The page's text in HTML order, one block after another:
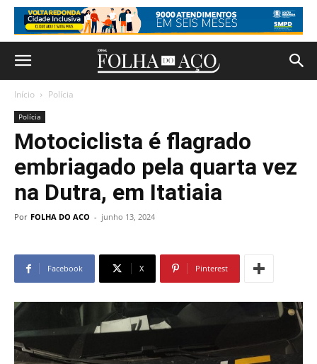
Início Polícia
Polícia
Motociclista é flagrado
embriagado pela quarta vez
na Dutra, em Itatiaia
Por FOLHA DO ACO - junho 13, 2024
Facebook X Pinterest